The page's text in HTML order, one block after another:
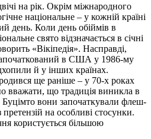
на рік. Окрім міжнародного
національне – у кожній країні
день. Коли день обіймів в
свято відзначається в січні
«Вікіпедія». Насправді,
в США у 1986-му
й у інших країнах.
ще раніше – у 70-х роках
вважати, що традиція виникла в
Буцімто вони започаткували флеш-
на особливі стосунки.
користується більшою